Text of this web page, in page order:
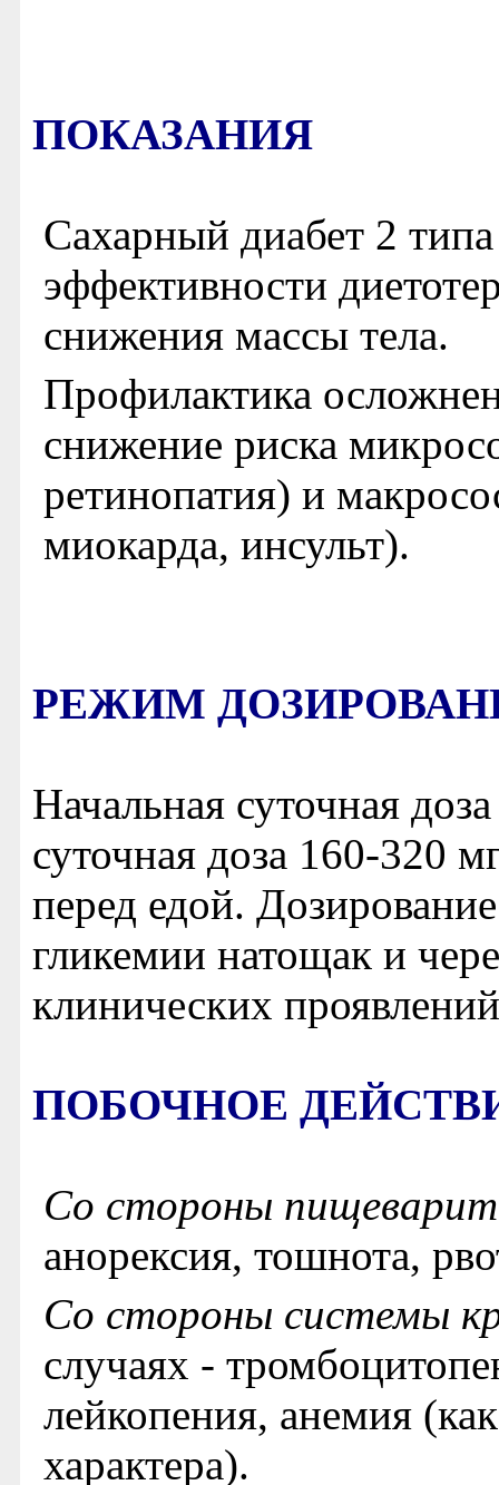
ПОКАЗАНИЯ
Сахарный диабет 2
эффективности
снижения массы тела.
Профилактика
снижение риска
ретинопатия) и
миокарда, инсульт).
РЕЖИМ
Начальная суточная
суточная доза 160-320
перед едой.
гликемии натощак и
клинических
ПОБОЧНОЕ
Со стороны
анорексия, тошнота,
Со стороны системы
случаях -
лейкопения, анемия
характера).